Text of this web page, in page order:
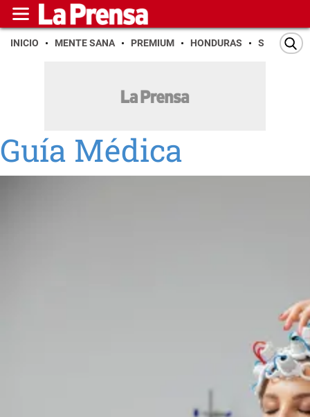
INICIO MENTE SANA PREMIUM HONDURAS SAN PEDRO
Guía Médica